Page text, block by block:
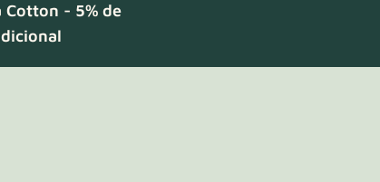
Cotton - 5% de